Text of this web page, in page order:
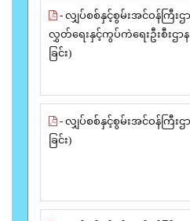
- လျှပ်စစ်နှင့်စွမ်းအင်ဝန်ကြီးဌ
လွှတ်ရေးနှင့်ကွပ်ကဲရေးဦးစီးဌာ
ခြင်း)
- လျှပ်စစ်နှင့်စွမ်းအင်ဝန်ကြီး
ခြင်း)